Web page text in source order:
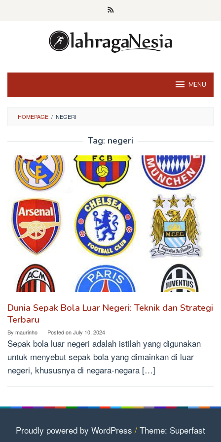
MENU
HOMEPAGE / NEGERI
Tag: negeri
Dunia Sepak Bola Luar Negeri: Teknik dan Strategi
Terbaru
By maurinho Posted onJuly 10, 2024
Sepak bola luar negeri adalah istilah yang digunakan
untuk menyebut sepak bola yang dimainkan di luar
negeri, khususnya di negara-negara […]
Proudly powered by WordPress / Theme: Superfast